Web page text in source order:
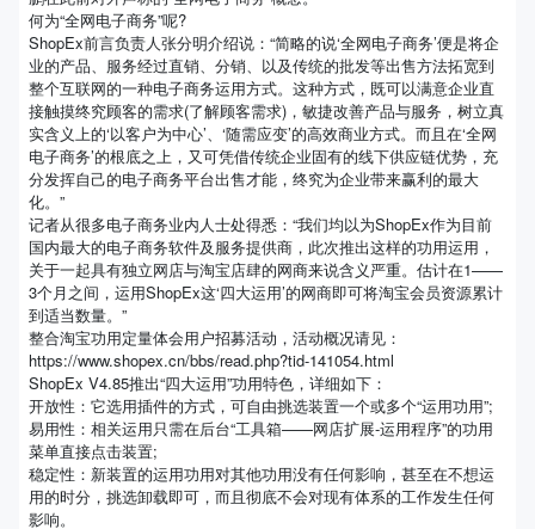
何为“全网电子商务”呢?
ShopEx前言负责人张分明介绍说：“简略的说‘全网电子商务’便是将企
业的产品、服务经过直销、分销、以及传统的批发等出售方法拓宽到
整个互联网的一种电子商务运用方式。这种方式，既可以满意企业直
接触摸终究顾客的需求(了解顾客需求)，敏捷改善产品与服务，树立真
实含义上的‘以客户为中心’、‘随需应变’的高效商业方式。而且在‘全网
电子商务’的根底之上，又可凭借传统企业固有的线下供应链优势，充
分发挥自己的电子商务平台出售才能，终究为企业带来赢利的最大
化。”
记者从很多电子商务业内人士处得悉：“我们均以为ShopEx作为目前
国内最大的电子商务软件及服务提供商，此次推出这样的功用运用，
关于一起具有独立网店与淘宝店肆的网商来说含义严重。估计在1——
3个月之间，运用ShopEx这‘四大运用’的网商即可将淘宝会员资源累计
到适当数量。”
整合淘宝功用定量体会用户招募活动，活动概况请见：
https://www.shopex.cn/bbs/read.php?tid-141054.html
ShopEx V4.85推出“四大运用”功用特色，详细如下：
开放性：它选用插件的方式，可自由挑选装置一个或多个“运用功用”;
易用性：相关运用只需在后台“工具箱——网店扩展-运用程序”的功用
菜单直接点击装置;
稳定性：新装置的运用功用对其他功用没有任何影响，甚至在不想运
用的时分，挑选卸载即可，而且彻底不会对现有体系的工作发生任何
影响。